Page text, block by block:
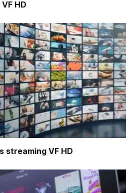
HD
streaming VF HD